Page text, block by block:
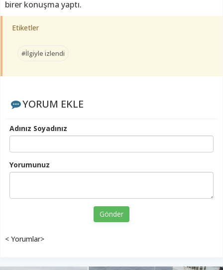
birer konuşma yaptı.
Etiketler
#İlgiyle izlendi
YORUM EKLE
Adınız Soyadınız
Yorumunuz
Gönder
< Yorumlar>